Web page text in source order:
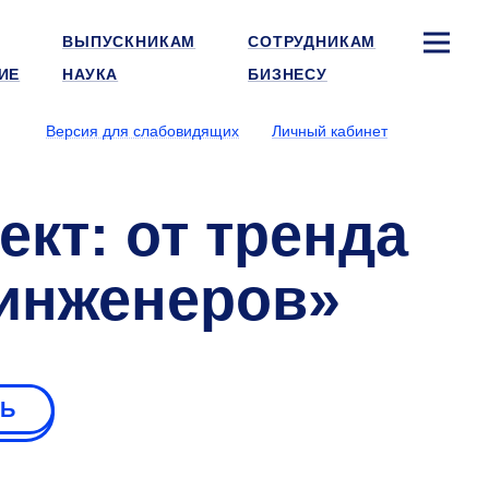
ВЫПУСКНИКАМ
СОТРУДНИКАМ
НАУКА БИЗНЕСУ
Версия для слабовидящих
Личный кабинет
от тренда